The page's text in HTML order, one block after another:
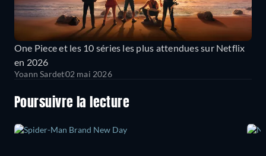
One Piece et les 10 séries les plus attendues sur Netflix
en 2026
Yoann Sardet02 mai 2026
Poursuivre la lecture